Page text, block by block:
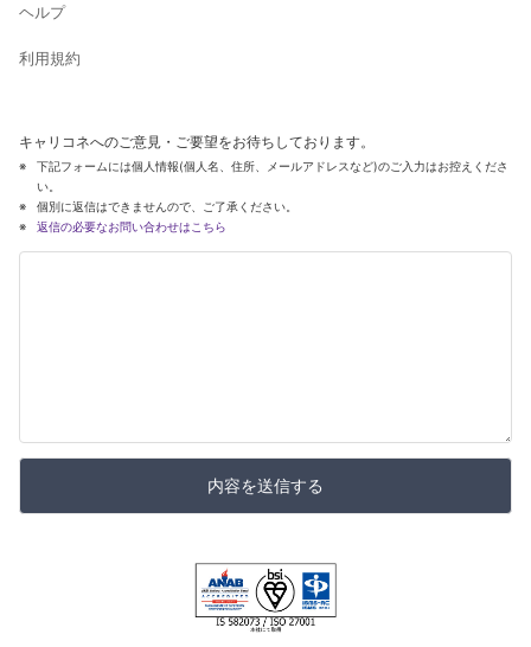
ヘルプ
利用規約
キャリコネへのご意見・ご要望をお待ちしております。
下記フォームには個人情報(個人名、住所、メールアドレスなど)のご入力はお控えくださ
い。
個別に返信はできませんので、ご了承ください。
返信の必要なお問い合わせはこちら
内容を送信する